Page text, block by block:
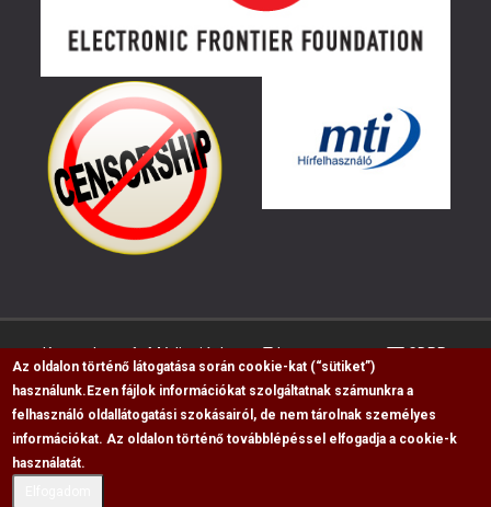
Kapcsolat Médiaajánlat Impresszum GDPR
RSS
Copyright © 2009-2026, Flag Polgári Magazin saját
Az oldalon történő látogatása során cookie-kat (“sütiket”)
használunk. Ezen fájlok információkat szolgáltatnak számunkra a
felhasználó oldallátogatási szokásairól, de nem tárolnak személyes
információkat. Az oldalon történő továbblépéssel elfogadja a cookie-k
használatát.